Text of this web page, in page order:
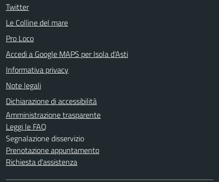
Twitter
Le Colline del mare
Pro Loco
Accedi a Google MAPS per Isola d'Asti
Informativa privacy
Note legali
Dichiarazione di accessibilità
Amministrazione trasparente
Leggi le FAQ
Segnalazione disservizio
Prenotazione appuntamento
Richiesta d'assistenza